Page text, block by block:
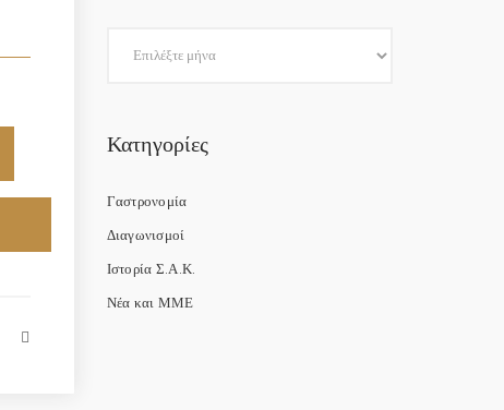
Κατηγορίες
Γαστρονομία
Διαγωνισμοί
Ιστορία Σ.Α.Κ.
Νέα και ΜΜΕ